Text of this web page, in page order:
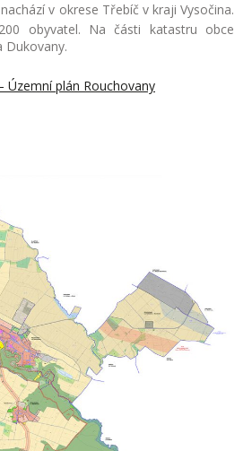
v okrese Třebíč v kraji Vysočina.
obyvatel. Na části katastru obce
Dukovany.
Územní plán Rouchovany